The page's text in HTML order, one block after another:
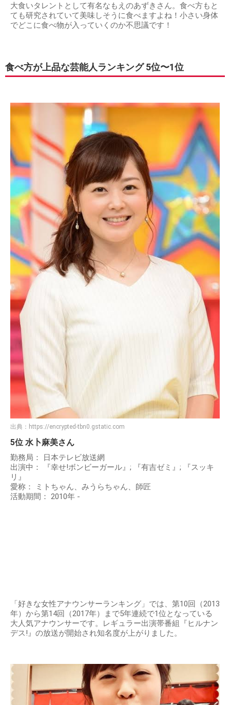
大食いタレントとして有名なもえのあずきさん。食べ方もと
ても研究されていて美味しそうに食べますよね！小さい身体
でどこに食べ物が入っていくのか不思議です！
食べ方が上品な芸能人ランキング 5位〜1位
出典： https://encrypted-tbn0.gstatic.com
5位 水卜麻美さん
勤務局： 日本テレビ放送網
出演中： 『幸せ!ボンビーガール』; 『有吉ゼミ』; 『スッキ
リ』
愛称： ミトちゃん、みうらちゃん、師匠
活動期間： 2010年 -
「好きな女性アナウンサーランキング」では、第10回（2013
年）から第14回（2017年）まで5年連続で1位となっている
大人気アナウンサーです。レギュラー出演帯番組『ヒルナン
デス!』の放送が開始され知名度が上がりました。